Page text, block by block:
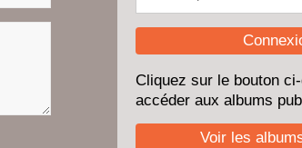
Cliquez sur le bouton
accéder aux albums
Voir les